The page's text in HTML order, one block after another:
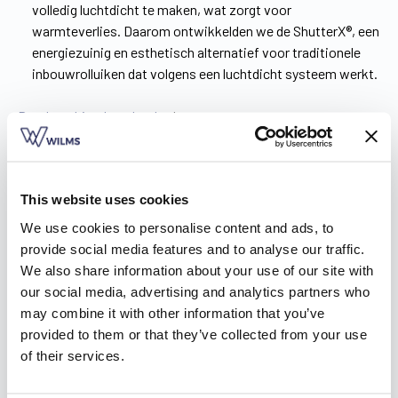
This website uses cookies
We use cookies to personalise content and ads, to
provide social media features and to analyse our traffic.
We also share information about your use of our site with
our social media, advertising and analytics partners who
may combine it with other information that you’ve
provided to them or that they’ve collected from your use
of their services.
volledig luchtdicht te maken, wat zorgt voor
warmteverlies. Daarom ontwikkelden we de ShutterX®, een
energiezuinig en esthetisch alternatief voor traditionele
inbouwrolluiken dat volgens een luchtdicht systeem werkt.
Brochure hier downloaden !
Het productieproces van de Wilms-producten vindt plaats op
Belgische bodem, in eigen beheer. Naast de rolluiken worden
ook de afwerkingsmogelijkheden op maat gemaakt, zodat ze
volledig aansluiten bij jouw wensen. Dat gaat onder andere
over:
De lamellen
De rolluikkasten